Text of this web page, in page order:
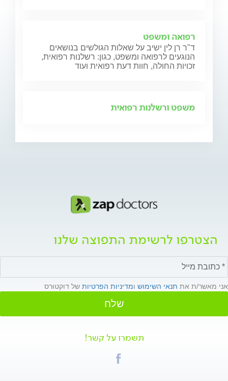
רפואה ומשפט
ד"ר רן לין ישיב על שאלות הגולשים בנושאים
הנוגעים לרפואה ומשפט, כגון: רשלנות רפואית,
זכויות החולה, חוות דעת רפואית ועוד
משפט ורשלנות רפואית
הצטרפו לרשימת התפוצה שלנו
אני מאשר/ת את תנאי השימוש ומדיניות הפרטיות של דוקטורס
שלח
תשמרו על קשר!